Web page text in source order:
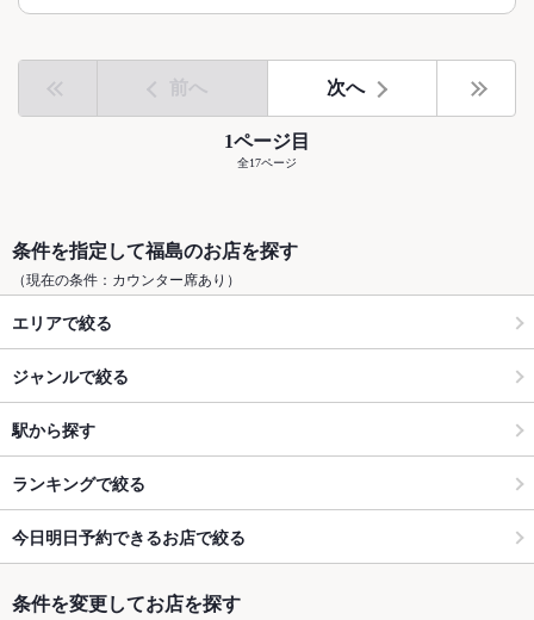
前へ 次へ
1ページ目
全17ページ
条件を指定して福島のお店を探す
（現在の条件：カウンター席あり）
エリアで絞る
ジャンルで絞る
駅から探す
ランキングで絞る
今日明日予約できるお店で絞る
条件を変更してお店を探す